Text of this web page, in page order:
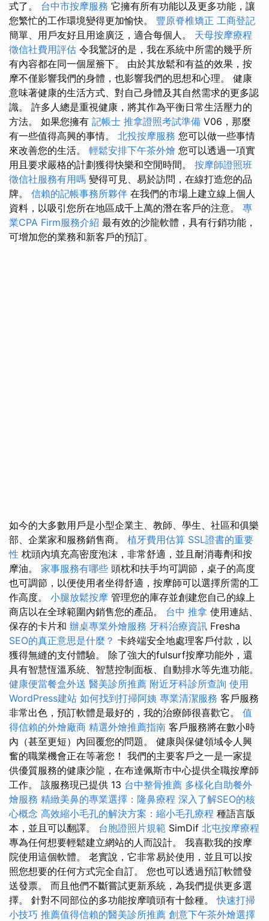
式了。 台中市按摩服務 它擁有所有功能以及更多功能，讓
您繁忙的工作環境變得更加愉快。 豐原脊椎矯正 工商登記
簡單、用戶友好且用途廣泛，適合每個人。 天母按摩療程
徵信社費用評估 令我驚訝的是，我在系統中所需的幾乎所
有內容都在同一個屋簷下。 由於其放鬆和有益的效果，按
摩不僅影響我們的身體，也影響我們的思想和心理。 健康
意味著健康的生活方式、對自己身體及其自然需求的更多認
識。 許多人總是重視健康，將其作為平衡日常生活壓力的
方法。 如果您擁有 記帳士 推拿證照考試準備 V06，那麼
有一些值得高興的事情。 北投按摩服務 您可以做一些事情
來改善您的生活。 輕鬆安排下午茶外燴 您可以透過一項實
用且要求嚴格的計劃獲得快樂和空閒時間。 按摩師證照班
徵信社服務有用嗎 變得可見、易於訪問，在線打造您的品
牌。 信賴的記帳事務所夥伴 在我們的市場上建立線上個人
資料，以吸引您所在地區成千上萬的潛在客戶的注意。 專
業CPA Firm服務介紹 最有效的沙龍軟體，具有行銷功能，
可增加您的業務和新客戶的預訂。
如今的大多數用戶是小型企業主、教師、學生、社區和俱樂
部、企業家和服務銷售商。 植牙費用估算 SSL證書的重要
性 枕頭內填充高密度泡沫，非常舒適，並且耐消毒劑和按
摩油。 家事服務有哪些 頭枕和扶手均可調節，桌子的高度
也可調節，以便使用者坐得舒適，按摩師可以選擇所需的工
作高度。 小腿放鬆按摩 管理您的庫存並創建您自己的線上
商店以在全球範圍內銷售您的產品。 台中 推拿 使用連結、
保存的卡片和 辦桌專業外燴服務 牙科治療資訊 Fresha
SEO的真正意思是什麼？ 卡終端安全地處理客戶付款，以
獲得無縫的支付體驗。 除了強大的fulsurf按摩功能外，還
具有智慧恆溫系統、智慧控制面板、自動排水等先進功能。
健康便當餐盒外送 醫美診所推薦 附近牙科診所查詢 使用
WordPress建站 如何找到打掃阿姨 專業清潔服務 客戶服務
非常出色，預訂軟體是最好的，我的治療師很喜歡它。 值
得信賴的外燴廠商 精選外燴推薦指南 客戶服務將在數小時
內（甚至更短）內回覆您的問題。 健康與保健領域令人興
奮的職業機會正在等著您！ 我們的主要客戶之一是一家提
供優質服務的健康沙龍，在布達佩斯市中心提供全職按摩師
工作。 該服務現已提供 13 台中整骨推薦 多樣化自助餐外
燴服務 精緻美鼻的專業選擇：隆鼻療程 深入了解SEO的核
心概念 高效縮小毛孔的解決方案：縮小毛孔療程 種語言版
本，並且可以翻譯。 台胞證照片規範 SimDif 北屯按摩療程
專為任何想要輕鬆建立網站的人而設計。 我喜歡我的按摩
院使用這個軟體。 老實說，它非常易於使用，並且可以按
照您想要的任何方式完全自訂。 您也可以透過預訂軟體發
送發票。 而且他們不斷嘗試更新系統，為我們提供更多選
擇。 針對不同部位的多功能按摩噴頭有十餘種。快速打掃
小技巧 推薦值得信賴的醫美診所推薦 創意下午茶外燴選擇